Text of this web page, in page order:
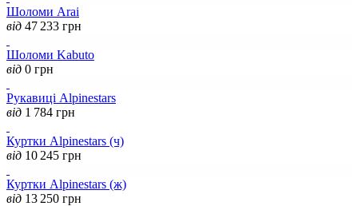
Шоломи Arai
від 47 233 грн
Шоломи Kabuto
від 0 грн
Рукавиці Alpinestars
від 1 784 грн
Куртки Alpinestars (ч)
від 10 245 грн
Куртки Alpinestars (ж)
від 13 250 грн